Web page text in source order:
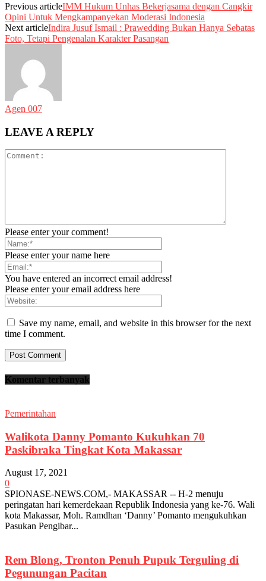
Previous articleIMM Hukum Unhas Bekerjasama dengan Cangkir
Opini Untuk Mengkampanyekan Moderasi Indonesia
Next articleIndira Jusuf Ismail : Prawedding Bukan Hanya Sebatas
Foto, Tetapi Pengenalan Karakter Pasangan
Agen 007
LEAVE A REPLY
Please enter your comment!
Please enter your name here
You have entered an incorrect email address!
Please enter your email address here
Save my name, email, and website in this browser for the next
time I comment.
Komentar terbanyak
Pemerintahan
Walikota Danny Pomanto Kukuhkan 70
Paskibraka Tingkat Kota Makassar
August 17, 2021
0
SPIONASE-NEWS.COM,- MAKASSAR -- H-2 menuju
peringatan hari kemerdekaan Republik Indonesia yang ke-76. Wali
kota Makassar, Moh. Ramdhan ‘Danny’ Pomanto mengukuhkan
Pasukan Pengibar...
Rem Blong, Tronton Penuh Pupuk Terguling di
Pegunungan Pacitan